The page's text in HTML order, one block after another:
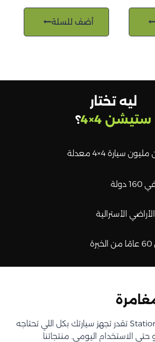
أضف للسلة
ليه تختار
ستيشن 4×4
؟
سيارة 4×4 معدلة
دولة
الأسترالية
مع منتجات Station 4×4 تقدر تجهز سيارتك بكل اللي تحتاجه
حتى الاستخدام اليومي. منتجاتنا